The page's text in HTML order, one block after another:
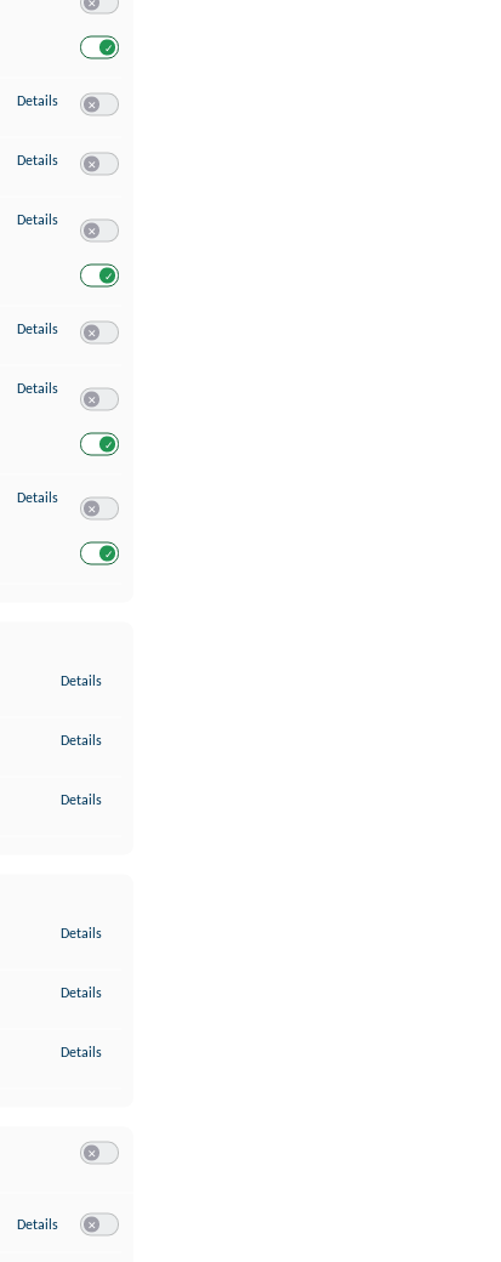
Details zu Erstellung von Profilen für personalisierte Werbung
Details zu Verwendung von Profilen zur Auswahl personalisierter Werbung
Details zu Messung der Werbeleistung
Details zu Messung der Performance von Inhalten
Details zu Analyse von Zielgruppen durch Statistiken oder Kombinationen von
Details zu Entwicklung und Verbesserung der Angebote
Details
Details
Details
Details
Details
Details
Details zu Google Analytics